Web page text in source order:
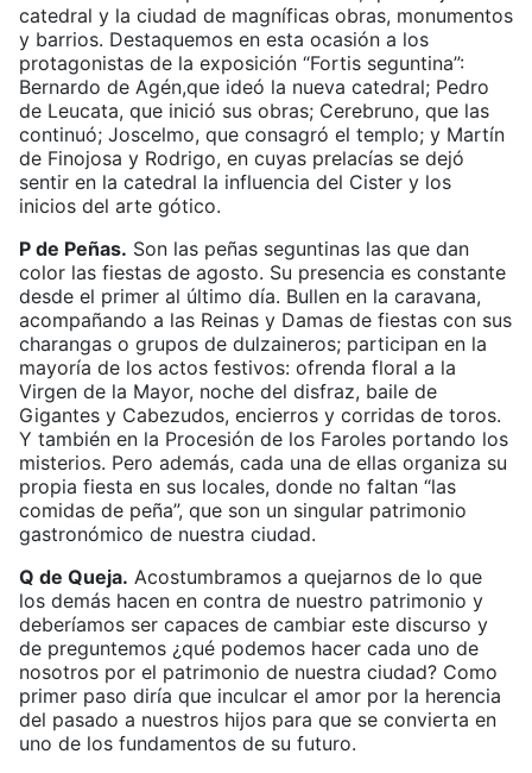
catedral y la ciudad de magníficas obras, monumentos
y barrios. Destaquemos en esta ocasión a los
protagonistas de la exposición “Fortis seguntina”:
Bernardo de Agén,que ideó la nueva catedral; Pedro
de Leucata, que inició sus obras; Cerebruno, que las
continuó; Joscelmo, que consagró el templo; y Martín
de Finojosa y Rodrigo, en cuyas prelacías se dejó
sentir en la catedral la influencia del Cister y los
inicios del arte gótico.
P de Peñas. Son las peñas seguntinas las que dan
color las fiestas de agosto. Su presencia es constante
desde el primer al último día. Bullen en la caravana,
acompañando a las Reinas y Damas de fiestas con sus
charangas o grupos de dulzaineros; participan en la
mayoría de los actos festivos: ofrenda floral a la
Virgen de la Mayor, noche del disfraz, baile de
Gigantes y Cabezudos, encierros y corridas de toros.
Y también en la Procesión de los Faroles portando los
misterios. Pero además, cada una de ellas organiza su
propia fiesta en sus locales, donde no faltan “las
comidas de peña”, que son un singular patrimonio
gastronómico de nuestra ciudad.
Q de Queja. Acostumbramos a quejarnos de lo que
los demás hacen en contra de nuestro patrimonio y
deberíamos ser capaces de cambiar este discurso y
de preguntemos ¿qué podemos hacer cada uno de
nosotros por el patrimonio de nuestra ciudad? Como
primer paso diría que inculcar el amor por la herencia
del pasado a nuestros hijos para que se convierta en
uno de los fundamentos de su futuro.